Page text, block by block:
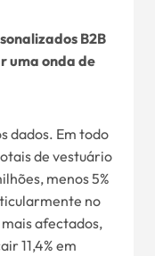
B2B
uma onda de
dados. Em todo
de vestuário
menos 5%
no
afectados,
11,4% em